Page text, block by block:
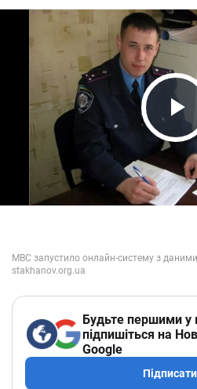
Будьте першими у
підпишіться на
Google